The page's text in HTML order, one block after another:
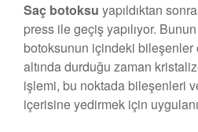
Saç botoksu yapıldıktan
press ile geçiş yapılıyor.
botoksunun içindeki bileşenler
altında durduğu zaman
işlemi, bu noktada bileşenleri
içerisine yedirmek için